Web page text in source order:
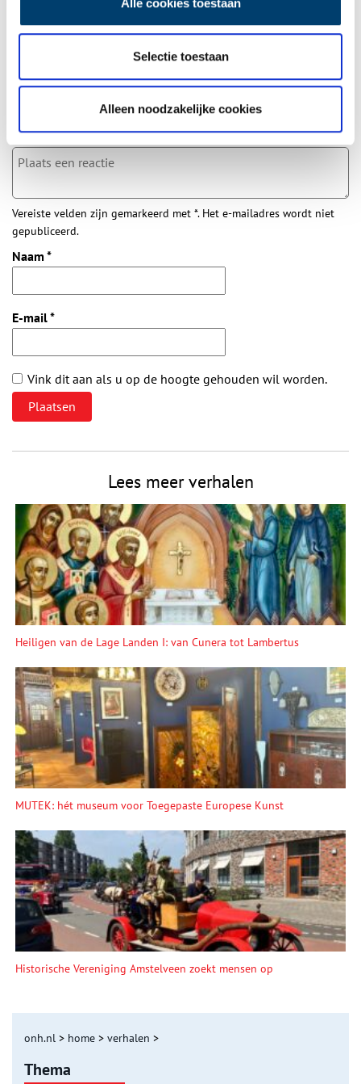
Alle cookies toestaan
Selectie toestaan
Alleen noodzakelijke cookies
Bij inschrijving gaat u akkoord met onsprivacybeleid.
Aanvullingen
Vul deze informatie aan of geef een reactie.
Vereiste velden zijn gemarkeerd met *. Het e-mailadres wordt niet
gepubliceerd.
Naam *
E-mail*
Vink dit aan als u op de hoogte gehouden wil worden.
Lees meer verhalen
Heiligen van de Lage Landen I: van Cunera tot Lambertus
MUTEK: hét museum voor Toegepaste Europese Kunst
Historische Vereniging Amstelveen zoekt mensen op
onh.nl > home > verhalen >
Thema